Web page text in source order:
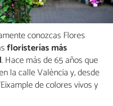
conozcas Flores
floristerías más
. Hace más de 65 años que
la calle València y, desde
de colores vivos y